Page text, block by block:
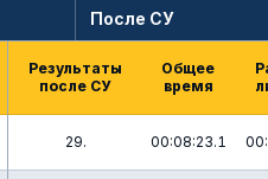
После СУ
Результаты
после СУ
Общее
время
29. 00:08:23.1